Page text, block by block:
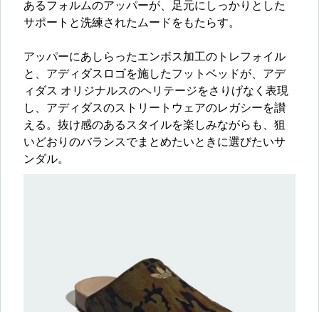
あるフォルムのアッパーが、足元にしっかりとした
サポートと洗練されたムードをもたらす。
アッパーにあしらったエンボス加工のトレフォイル
と、アディダスロゴを施したフットベッドが、アデ
ィダス オリジナルスのヘリテージをさりげなく表現
し、アディダスのストリートウェアのレガシーを讃
える。抜け感のあるスタイルを楽しみながらも、狙
いどおりのバランスでまとめたいときに選びたいサ
ンダル。